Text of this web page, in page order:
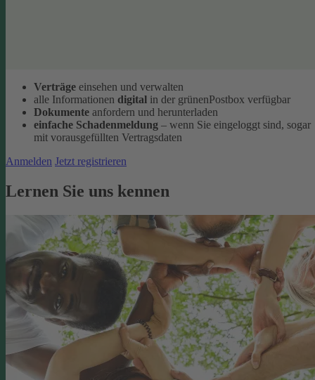
Verträge einsehen und verwalten
alle Informationen digital in der grünenPostbox verfügbar
Dokumente anfordern und herunterladen
einfache Schadenmeldung – wenn Sie eingeloggt sind, sogar
mit vorausgefüllten Vertragsdaten
Anmelden Jetzt registrieren
Lernen Sie uns kennen